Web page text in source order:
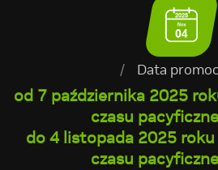
/ Data
od 7 października 2025
czasu
do 4 listopada 2025
czasu